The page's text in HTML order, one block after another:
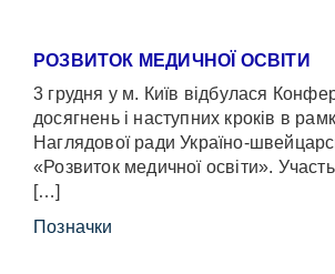
РОЗВИТОК МЕДИЧНОЇ ОСВІТИ
3 грудня у м. Київ відбулася
досягнень і наступних кроків в
Наглядової ради Україно-
«Розвиток медичної освіти». Участь
[…]
Позначки